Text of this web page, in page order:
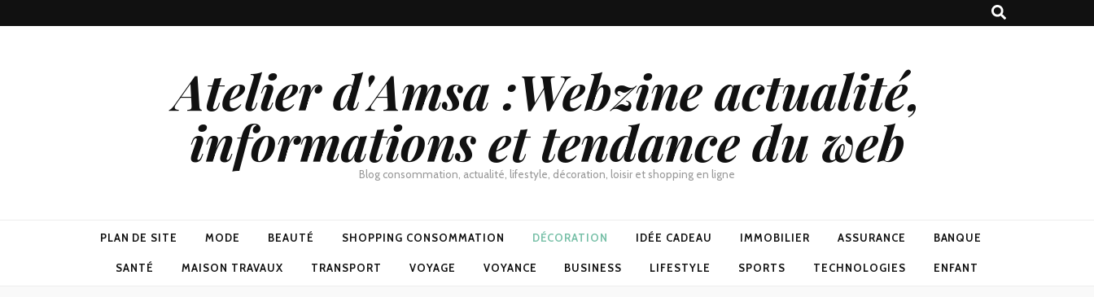
Atelier d'Amsa :Webzine actualité,
informations et tendance du web
Blog consommation, actualité, lifestyle, décoration, loisir et shopping en ligne
PLAN DE SITE MODE BEAUTÉ SHOPPING CONSOMMATION DÉCORATION IDÉE CADEAU IMMOBILIER ASSURANCE BANQUE
SANTÉ MAISON TRAVAUX TRANSPORT VOYAGE VOYANCE BUSINESS LIFESTYLE SPORTS TECHNOLOGIES ENFANT